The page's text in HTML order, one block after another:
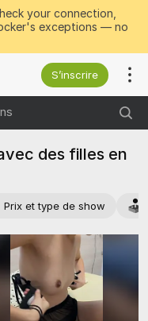
your connection,
exceptions — no
S’inscrire
des filles en
Prix et type de show